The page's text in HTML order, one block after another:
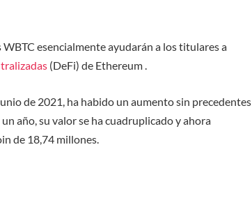
esencialmente ayudarán a los titulares a
(DeFi) de Ethereum .
de 2021, ha habido un aumento sin precedentes
año, su valor se ha cuadruplicado y ahora
de 18,74 millones.